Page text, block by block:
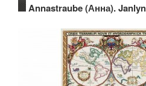
Annastraube (Анна).